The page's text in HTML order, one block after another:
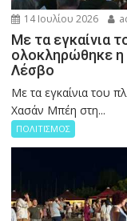
14 Ιουλίου 2026
Με τα εγκαίνια
ολοκληρώθηκε
Λέσβο
Με τα εγκαίνια του
Χασάν Μπέη στη...
ΠΟΛΙΤΙΣΜΟΣ